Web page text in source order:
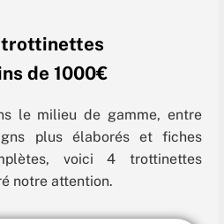
trottinettes
de 1000€
le milieu de gamme, entre
plus élaborés et fiches
voici 4 trottinettes
notre attention.